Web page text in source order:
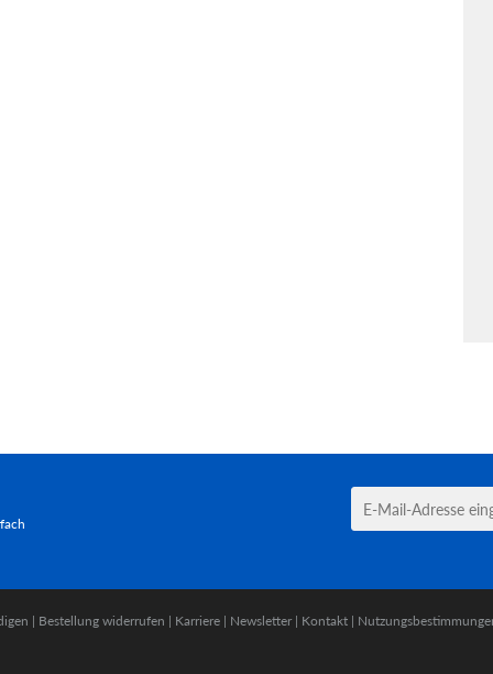
| Bestellung widerrufen | Karriere | Newsletter | Kontakt |